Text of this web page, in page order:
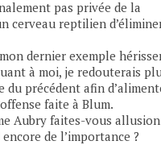
pas privée de la
cerveau reptilien
dernier exemple
à moi, je redouterais
du précédent afin
faite à Blum.
Aubry faites-vous allusion
de l’importance ?